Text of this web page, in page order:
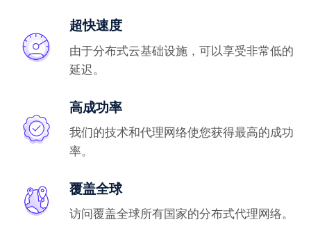
超快速度
由于分布式云基础设施，可以享受非常低的
延迟。
高成功率
我们的技术和代理网络使您获得最高的成功
率。
覆盖全球
访问覆盖全球所有国家的分布式代理网络。